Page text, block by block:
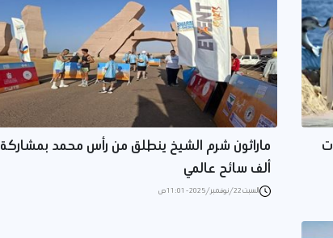
ماراثون شرم الشيخ ينطلق من رأس محمد بمشاركة
ألف سائح عالمي
السبت 22/نوفمبر/2025 - 11:01 ص